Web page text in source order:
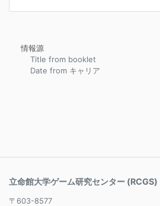
情報源
Title from booklet
Date from キャリア
立命館大学ゲーム研究センター (RCGS)
〒603-8577